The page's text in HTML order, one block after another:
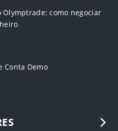
Olymptrade: como negociar
Conta Demo